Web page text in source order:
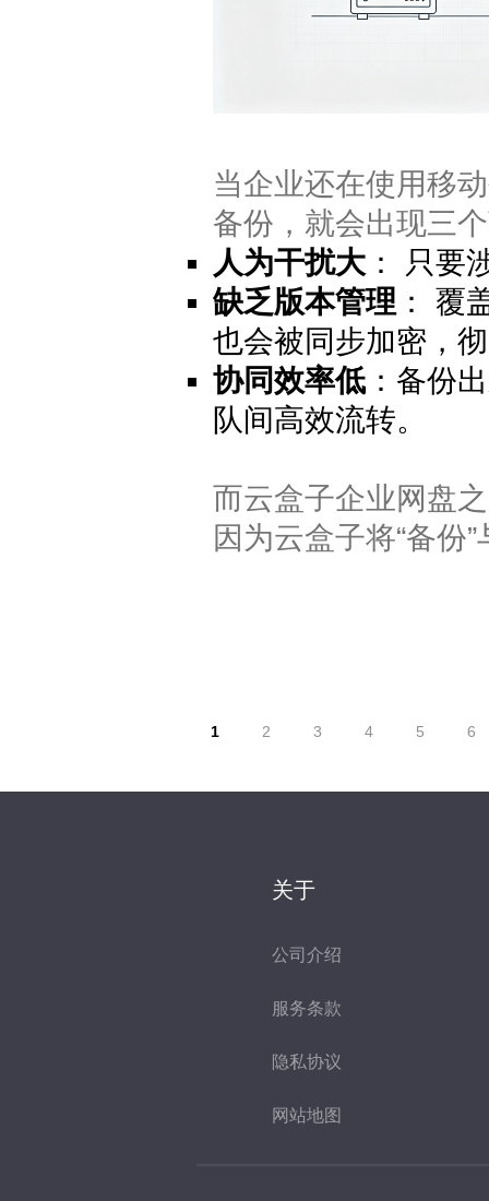
当企业还在使用移
备份，就会出现三
人为干扰大 ： 只要
缺乏版本管理 ： 覆
也会被同步加密，
协同效率低：备份
队间高效流转。
而云盒子企业网盘
因为云盒子将“备份
1 2 3 4 5 6
关于
公司介绍
服务条款
隐私协议
网站地图